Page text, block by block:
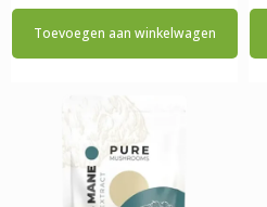
prijs prijs
is:
Toevoegen aan winkelwagen